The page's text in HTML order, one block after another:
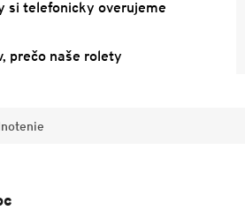
si telefonicky overujeme
prečo naše rolety